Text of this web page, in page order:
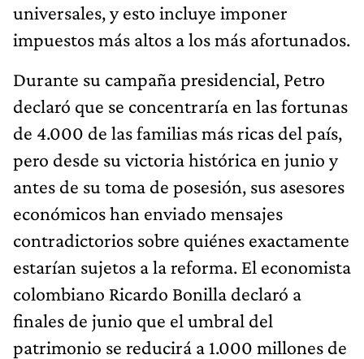
universales, y esto incluye imponer
impuestos más altos a los más afortunados.
Durante su campaña presidencial, Petro
declaró que se concentraría en las fortunas
de 4.000 de las familias más ricas del país,
pero desde su victoria histórica en junio y
antes de su toma de posesión, sus asesores
económicos han enviado mensajes
contradictorios sobre quiénes exactamente
estarían sujetos a la reforma. El economista
colombiano Ricardo Bonilla declaró a
finales de junio que el umbral del
patrimonio se reducirá a 1.000 millones de